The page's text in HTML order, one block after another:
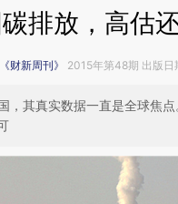
排放，高估
《财新周刊》 2015年第48期 出版日
，其真实数据一直是全球焦